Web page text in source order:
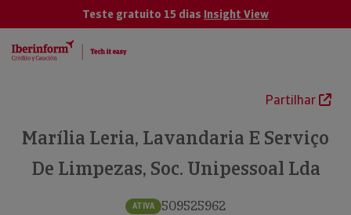
Teste gratuito 15 dias Insight View
Partilhar
Marília Leria, Lavandaria E Serviço
De Limpezas, Soc. Unipessoal Lda
ATIVA 509525962